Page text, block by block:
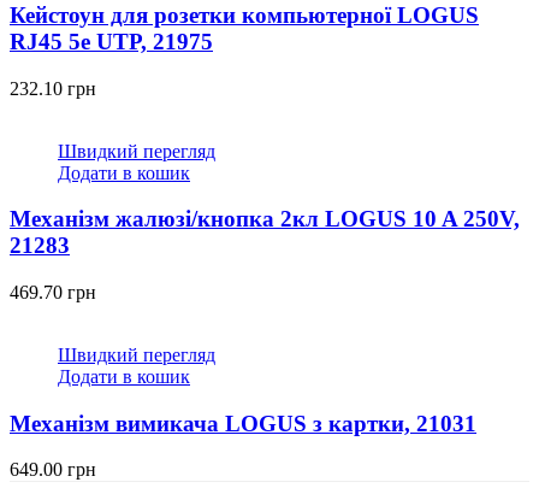
Кейстоун для розетки компьютерної LOGUS
RJ45 5e UTP, 21975
232.10 грн
Швидкий перегляд
Додати в кошик
Механізм жалюзі/кнопка 2кл LOGUS 10 A 250V,
21283
469.70 грн
Швидкий перегляд
Додати в кошик
Механізм вимикача LOGUS з картки, 21031
649.00 грн